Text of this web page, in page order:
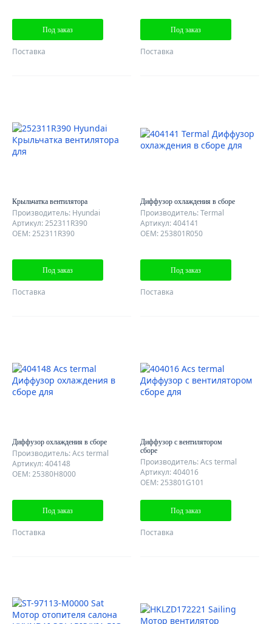
Под заказ
Поставка
Под заказ
Поставка
Крыльчатка вентилятора
Производитель: Hyundai
Артикул: 252311R390
OEM: 252311R390
Под заказ
Поставка
Диффузор охлаждения в сборе
Производитель: Termal
Артикул: 404141
OEM: 253801R050
Под заказ
Поставка
Диффузор охлаждения в сборе
Производитель: Acs termal
Артикул: 404148
OEM: 25380H8000
Под заказ
Поставка
Диффузор c вентилятором
сборе
Производитель: Acs termal
Артикул: 404016
OEM: 253801G101
Под заказ
Поставка